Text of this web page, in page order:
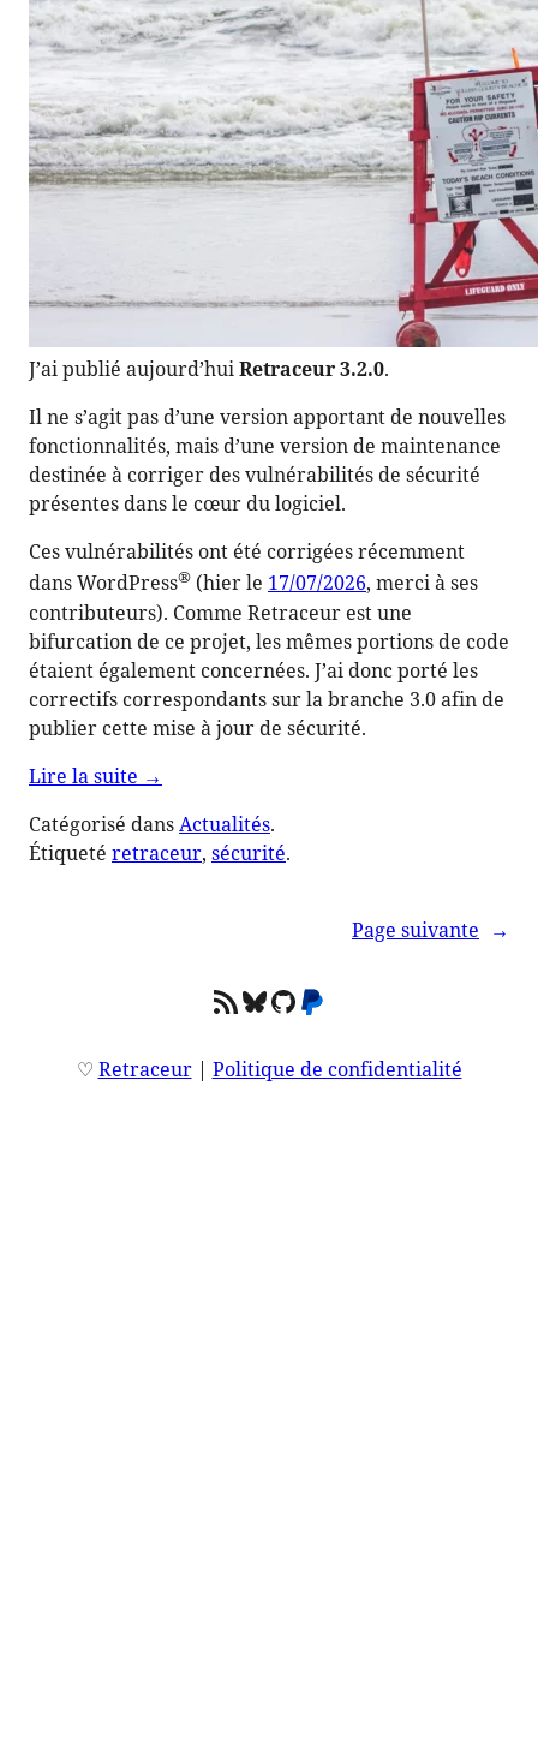
J’ai publié aujourd’huiRetraceur 3.2.0.
Il ne s’agit pas d’une version apportant de nouvelles
fonctionnalités, mais d’une version de maintenance
destinée à corriger des vulnérabilités de sécurité
présentes dans le cœur du logiciel.
Ces vulnérabilités ont été corrigées récemment
dans WordPress® (hier le 17/07/2026, merci à ses
contributeurs). Comme Retraceur est une
bifurcation de ce projet, les mêmes portions de code
étaient également concernées. J’ai donc porté les
correctifs correspondants sur la branche 3.0 afin de
publier cette mise à jour de sécurité.
Lire la suite de
3.2.0
:
→
Catégorisé dansActualités.
Étiqueté retraceur, sécurité.
Page suivante →
Flux RSSBluesky
GitHub
PayPal
♡ Retraceur| Politique de confidentialité